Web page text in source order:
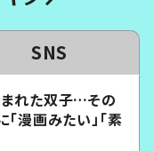
SNS
れた双子…その
漫画みたい」「素